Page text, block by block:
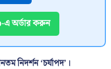
অর্ডার করুন
নিদর্শন ‘চর্যাপদ’।